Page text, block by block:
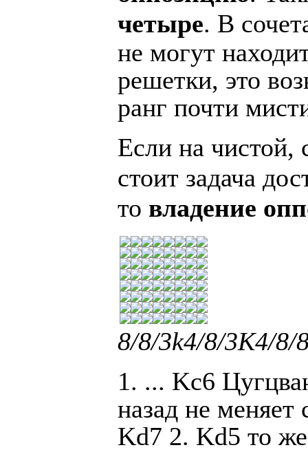
четыре. В
не могут
решетки, это
ранг почти
Если на чистой,
стоит задача
то владение
8/8/3k4/8/3K4/8/
1. ... Kc6
назад не
Kd7 2. Kd5 то